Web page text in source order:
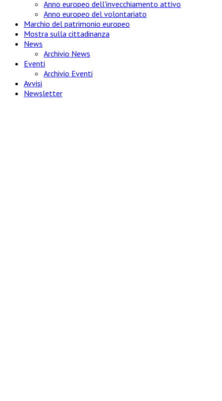
Anno europeo dell'invecchiamento attivo
Anno europeo del volontariato
Marchio del patrimonio europeo
Mostra sulla cittadinanza
News
Archivio News
Eventi
Archivio Eventi
Avvisi
Newsletter